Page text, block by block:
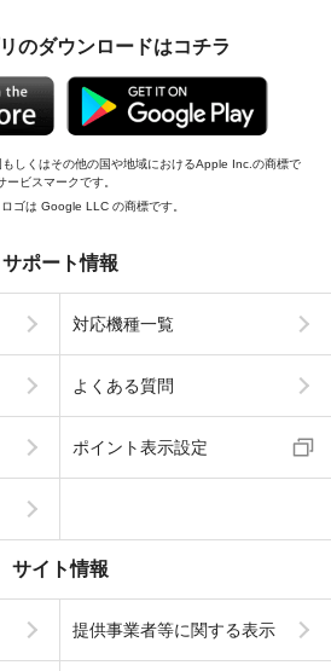
のダウンロードはコチラ
しくはその他の国や地域におけるApple Inc.の商標で
ビスマークです。
ゴは Google LLC の商標です。
サポート情報
対応機種一覧
よくある質問
ポイント表示設定
サイト情報
提供事業者等に関する表示